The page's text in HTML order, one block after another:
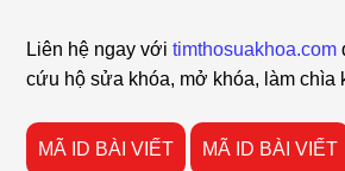
Liên hệ ngay vớitimthosuakhoa.com
cứu hộ sửa khóa, mở khóa, làm chìa
MÃ ID BÀI VIẾT MÃ ID BÀI VIẾT